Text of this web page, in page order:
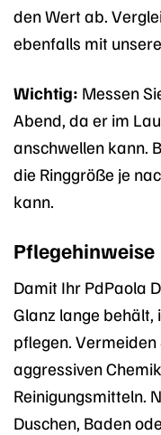
den Wert ab.
ebenfalls mit
Wichtig: Messen
Abend, da er im
anschwellen kann.
die Ringgröße je
kann.
Pflegehinweise
Damit Ihr PdPaola
Glanz lange behält,
pflegen.
aggressiven
Reinigungsmitteln.
Duschen, Baden